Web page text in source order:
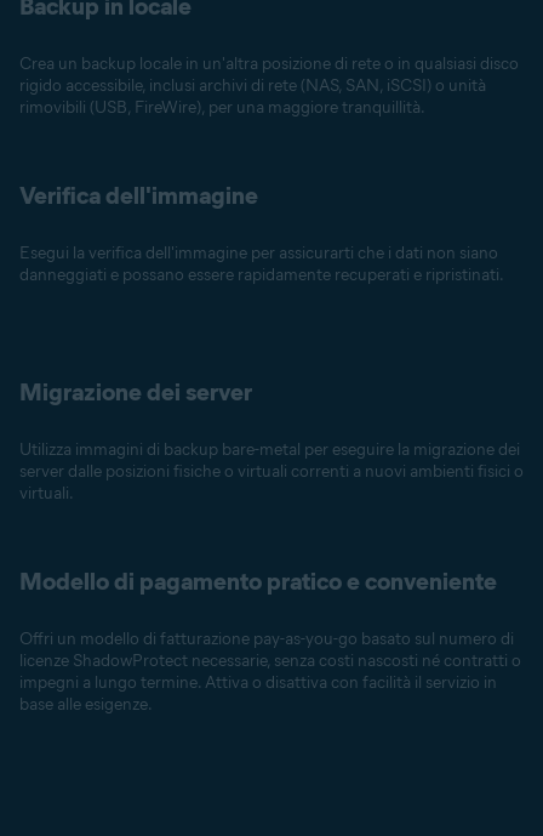
Backup in locale
Crea un backup locale in un'altra posizione di rete o in qualsiasi disco
rigido accessibile, inclusi archivi di rete (NAS, SAN, iSCSI) o unità
rimovibili (USB, FireWire), per una maggiore tranquillità.
Verifica dell'immagine
Esegui la verifica dell'immagine per assicurarti che i dati non siano
danneggiati e possano essere rapidamente recuperati e ripristinati.
Migrazione dei server
Utilizza immagini di backup bare-metal per eseguire la migrazione dei
server dalle posizioni fisiche o virtuali correnti a nuovi ambienti fisici o
virtuali.
Modello di pagamento pratico e conveniente
Offri un modello di fatturazione pay-as-you-go basato sul numero di
licenze ShadowProtect necessarie, senza costi nascosti né contratti o
impegni a lungo termine. Attiva o disattiva con facilità il servizio in
base alle esigenze.